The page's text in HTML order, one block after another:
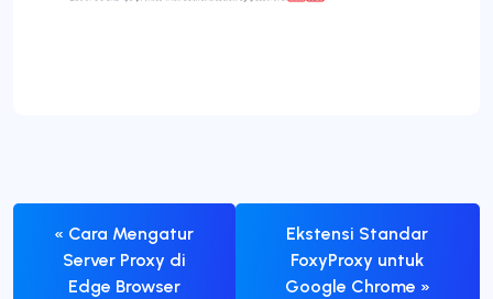
« Cara Mengatur
Server Proxy di
Edge Browser
Ekstensi Standar
FoxyProxy untuk
Google Chrome »